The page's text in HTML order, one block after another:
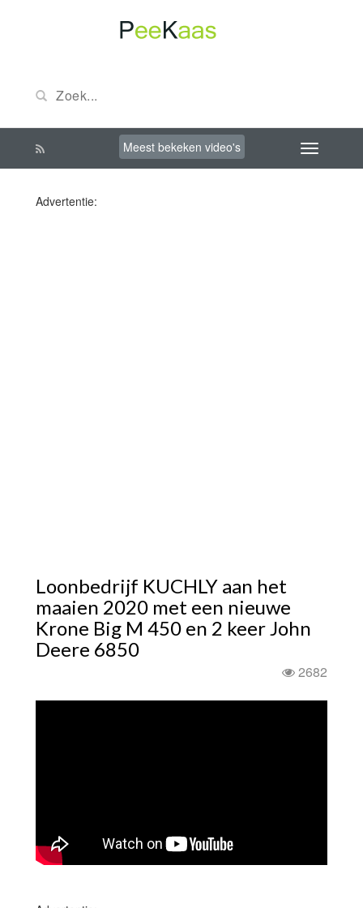
Meest bekeken video's
Advertentie:
Loonbedrijf KUCHLY aan het
maaien 2020 met een nieuwe
Krone Big M 450 en 2 keer John
Deere 6850
2682